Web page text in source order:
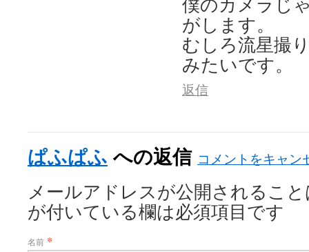
がします。
むしろ流星撮
みたいです。
返信
ぱふぱふ への返信 コメントをキャン
メールアドレスが公開されるこ
が付いている欄は必須項目です
名前 *